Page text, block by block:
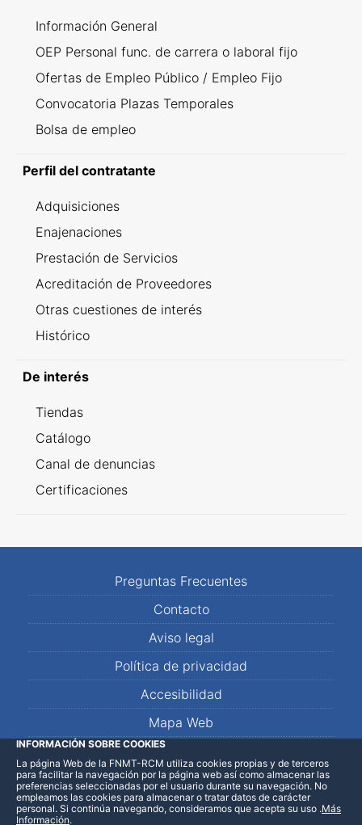
Información General
OEP Personal func. de carrera o laboral fijo
Ofertas de Empleo Público / Empleo Fijo
Convocatoria Plazas Temporales
Bolsa de empleo
Perfil del contratante
Adquisiciones
Enajenaciones
Prestación de Servicios
Acreditación de Proveedores
Otras cuestiones de interés
Histórico
De interés
Tiendas
Catálogo
Canal de denuncias
Certificaciones
Preguntas Frecuentes
Contacto
Aviso legal
Política de privacidad
Accesibilidad
Mapa Web
LinkedInFacebookWhatsApp
INFORMACIÓN SOBRE COOKIES
La página Web de la FNMT-RCM utiliza cookies propias y de terceros
para facilitar la navegación por la página web así como almacenar las
preferencias seleccionadas por el usuario durante su navegación. No
empleamos las cookies para almacenar o tratar datos de carácter
personal. Si continúa navegando, consideramos que acepta su uso .Más
Información.